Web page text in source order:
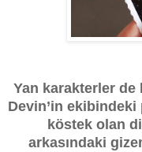
Yan karakterler de
Devin’in
köstek olan
arkasındaki